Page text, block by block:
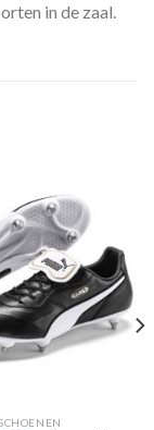
in de zaal.